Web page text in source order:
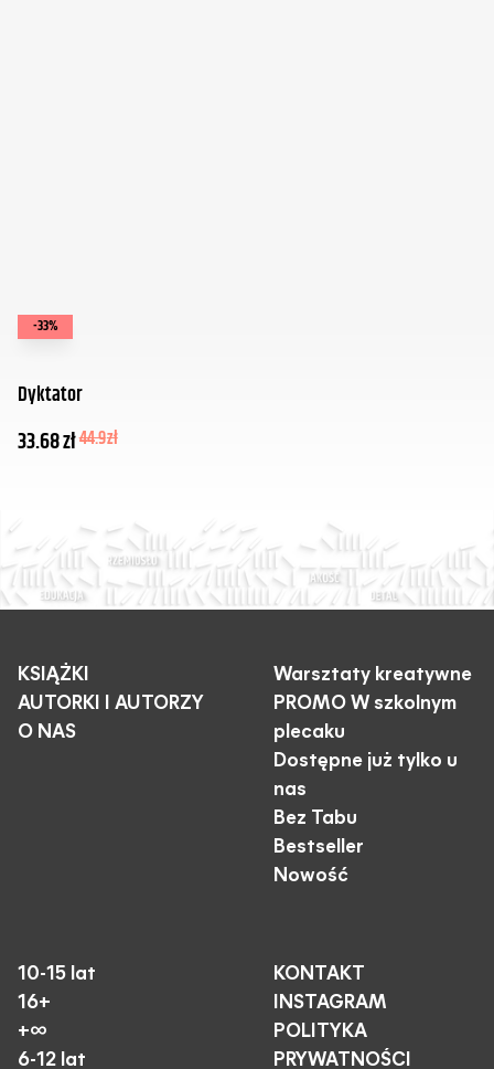
-33%
Dyktator
33.68zł44.9zł
KSIĄŻKI
AUTORKI I AUTORZY
O NAS
Warsztaty kreatywne
PROMO W szkolnym
plecaku
Dostępne już tylko u
nas
Bez Tabu
Bestseller
Nowość
10-15 lat
16+
+∞
6-12 lat
KONTAKT
INSTAGRAM
POLITYKA
PRYWATNOŚCI